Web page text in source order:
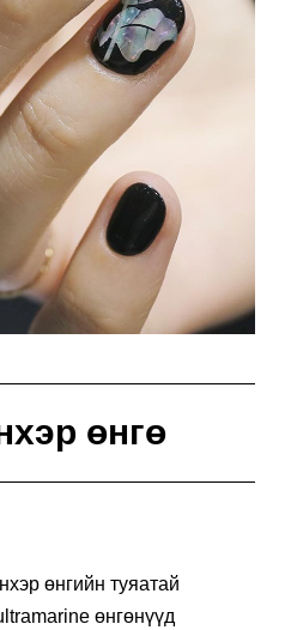
өнгө
өнгийн туяатай
өнгөнүүд